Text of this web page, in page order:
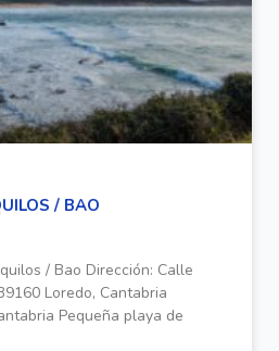
/ BAO
/ Bao Dirección: Calle
Loredo, Cantabria
Pequeña playa de